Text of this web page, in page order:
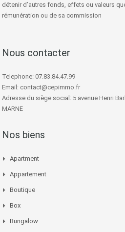
détenir d’autres fonds, effets ou valeurs
rémunération ou de sa commission
Nous contacter
Telephone: 07.83.84.47.99
Email: contact@cepimmo.fr
Adresse du siège social: 5 avenue Henri
MARNE
Nos biens
Apartment
Appartement
Boutique
Box
Bungalow